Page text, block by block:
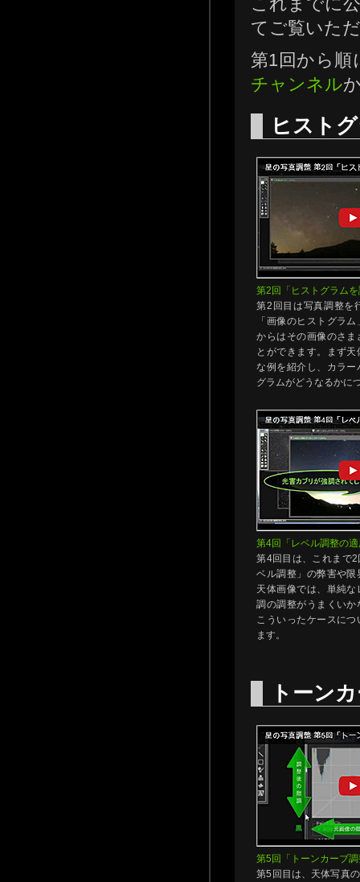
てご覧いた
第1回から順
チャンネル
ヒスト
第2回「ヒストグラム
第2回目は写真調整を
「画像のヒストグラ
からはその画像のさ
とができます。まず
な例を紹介し、カラ
グラムがどうなるかに
第4回「レベル調整の
第4回目は、これまで
ベル調整」の弊害や
天体画像では、単純
調の調整がうまくい
こういったケースに
ます。
トーン
第5回「トーンカーブ
第5回目は、天体写真